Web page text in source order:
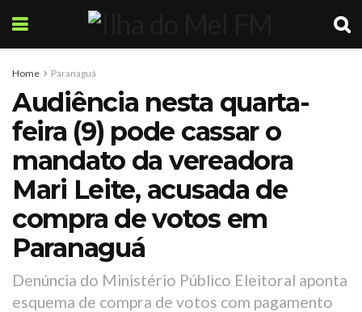
Home Paranaguá
Audiência nesta quarta-
feira (9) pode cassar o
mandato da vereadora
Mari Leite, acusada de
compra de votos em
Paranaguá
Denúncia do Ministério Público Eleitoral aponta
esquema de compra de votos com pagamento